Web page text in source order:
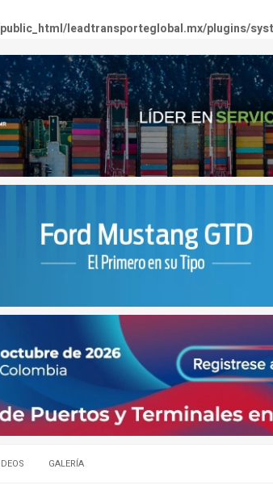
leadtransporteglobal.mx/plugins/
GALERÍA